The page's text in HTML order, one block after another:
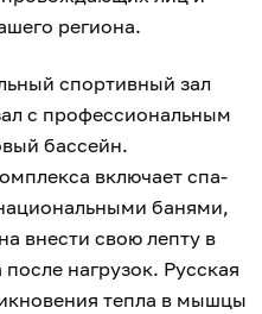
региона.
спортивный зал
с профессиональным
бассейн.
включает спа-
банями,
внести свою лепту в
нагрузок. Русская
тепла в мышцы